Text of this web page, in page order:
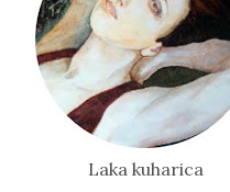
Laka kuharica